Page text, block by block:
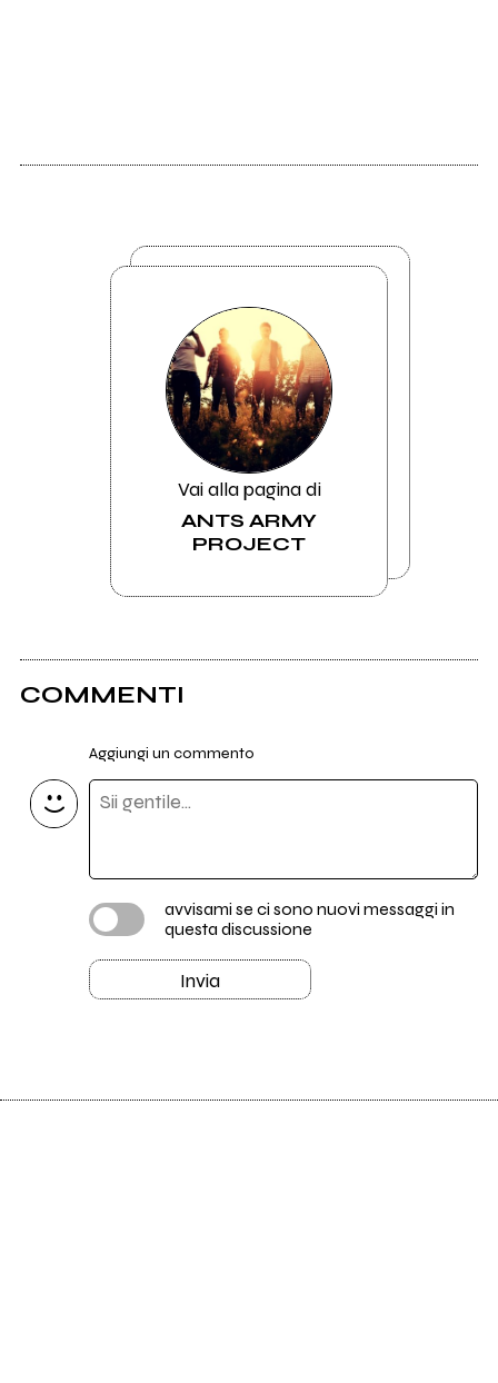
Vai alla pagina di
ANTS ARMY
PROJECT
COMMENTI
Aggiungi un commento
avvisami se ci sono nuovi messaggi in
questa discussione
Invia